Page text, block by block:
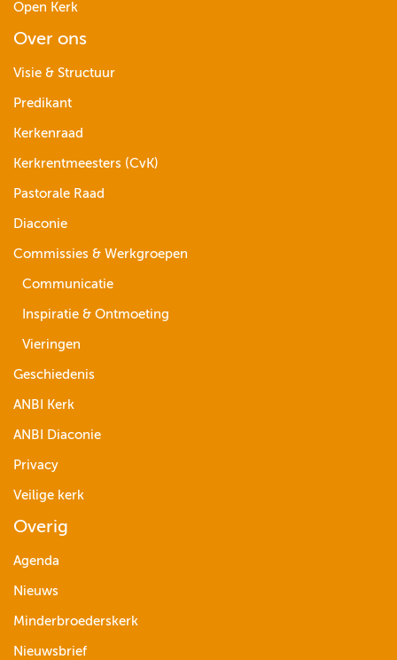
Open Kerk
Over ons
Visie & Structuur
Predikant
Kerkenraad
Kerkrentmeesters (CvK)
Pastorale Raad
Diaconie
Commissies & Werkgroepen
Communicatie
Inspiratie & Ontmoeting
Vieringen
Geschiedenis
ANBI Kerk
ANBI Diaconie
Privacy
Veilige kerk
Overig
Agenda
Nieuws
Minderbroederskerk
Nieuwsbrief